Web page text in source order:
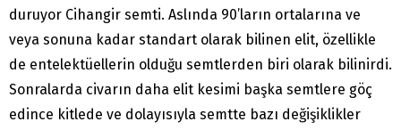
duruyor Cihangir semti. Aslında 90’ların ortalarına ve
veya sonuna kadar standart olarak bilinen elit, özellikle
de entelektüellerin olduğu semtlerden biri olarak bilinirdi.
Sonralarda civarın daha elit kesimi başka semtlere göç
edince kitlede ve dolayısıyla semtte bazı değişiklikler